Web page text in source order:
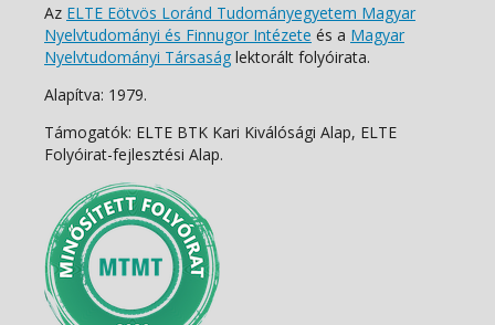
Az ELTE Eötvös Loránd Tudományegyetem Magyar
Nyelvtudományi és Finnugor Intézete és a Magyar
Nyelvtudományi Társaság lektorált folyóirata.
Alapítva: 1979.
Támogatók: ELTE BTK Kari Kiválósági Alap, ELTE
Folyóirat-fejlesztési Alap.